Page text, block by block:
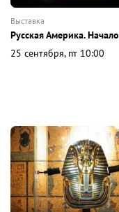
выставка
Русская Америка. Начало
25 сентября, пт 10:00